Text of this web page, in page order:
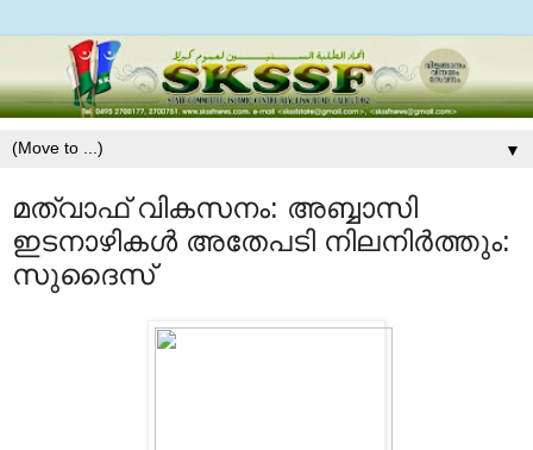
▼
മത്വാഫ് വികസനം: അബ്ബാസി
ഇടനാഴികള്‍ അതേപടി നിലനിര്‍ത്തും:
സുദൈസ്